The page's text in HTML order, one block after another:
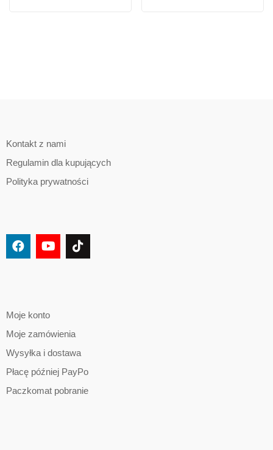
Kontakt z nami
Regulamin dla kupujących
Polityka prywatności
Moje konto
Moje zamówienia
Wysyłka i dostawa
Płacę później PayPo
Paczkomat pobranie